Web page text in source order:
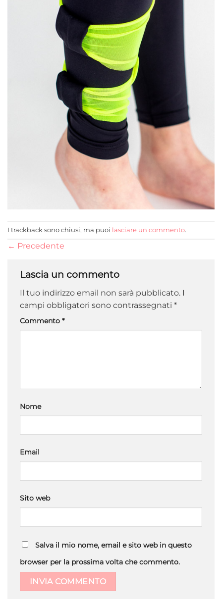
I trackback sono chiusi, ma puoi lasciare un commento.
← Precedente
Lascia un commento
Il tuo indirizzo email non sarà pubblicato. I
campi obbligatori sono contrassegnati *
Commento *
Nome
Email
Sito web
Salva il mio nome, email e sito web in questo
browser per la prossima volta che commento.